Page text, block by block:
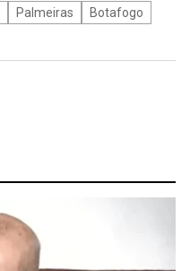
Palmeiras
Botafogo